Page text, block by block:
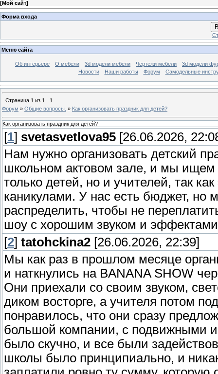
[Мой сайт]
Форма входа
Меню сайта
Об интерьере О мебели 3d модели мебели Чертежи мебели
3d модели
Новости
Наши работы Форум Самодельные
Страница 1 из 1
1
Форум » Общие вопросы. » Как организовать праздник для детей?
Как организовать праздник для детей?
[1] svetasvetlova95 [26.06.2026,
Нам нужно организовать детский
школьном актовом зале, и мы ищем
только детей, но и учителей, так
каникулами. У нас есть бюджет, но
распределить, чтобы не
шоу с хорошим звуком и
[2] tatohckina2 [26.06.2026, 22:39]
Мы как раз в прошлом месяце
и наткнулись на BANANA SHOW
Они приехали со своим звуком,
диком восторге, а учителя потом
понравилось, что они сразу
большой компании, с подвижными
было скучно, и все были
школы было принципиально, и